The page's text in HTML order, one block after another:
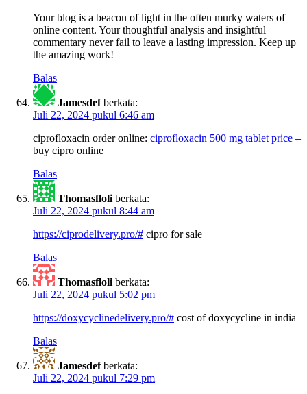
Your blog is a beacon of light in the often murky waters of
online content. Your thoughtful analysis and insightful
commentary never fail to leave a lasting impression. Keep up
the amazing work!
Balas
Jamesdef berkata:
Juli 22, 2024 pukul 6:46 am
ciprofloxacin order online: ciprofloxacin 500 mg tablet price –
buy cipro online
Balas
Thomasfloli berkata:
Juli 22, 2024 pukul 8:44 am
https://ciprodelivery.pro/# cipro for sale
Balas
Thomasfloli berkata:
Juli 22, 2024 pukul 5:02 pm
https://doxycyclinedelivery.pro/# cost of doxycycline in india
Balas
Jamesdef berkata:
Juli 22, 2024 pukul 7:29 pm